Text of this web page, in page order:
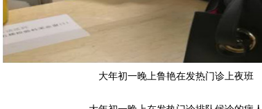
大年初一晚上鲁艳在发热门诊上夜班